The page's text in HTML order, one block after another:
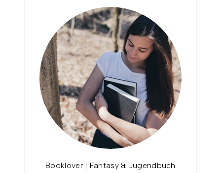
Booklover | Fantasy & Jugendbuch